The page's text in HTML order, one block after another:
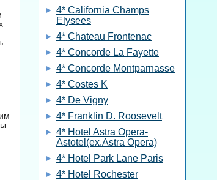
4* California Champs
Elysees
4* Chateau Frontenac
4* Concorde La Fayette
4* Concorde Montparnasse
4* Costes K
4* De Vigny
4* Franklin D. Roosevelt
4* Hotel Astra Opera-
Astotel(ex.Astra Opera)
4* Hotel Park Lane Paris
4* Hotel Rochester